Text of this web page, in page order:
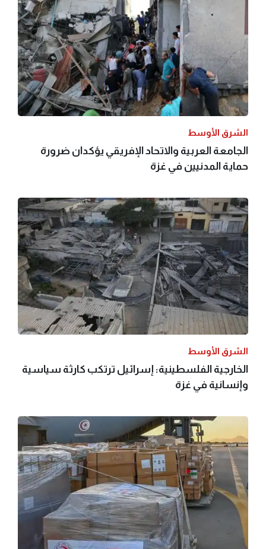
الشرق الأوسط
الجامعة العربية والاتحاد الإفريقي يؤكدان ضرورة
حماية المدنيين في غزة
الشرق الأوسط
الخارجية الفلسطينية: إسرائيل ترتكب كارثة سياسية
وإنسانية في غزة